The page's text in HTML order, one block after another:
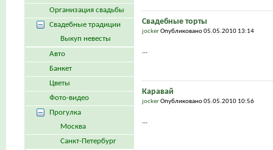
Свадебные торты
jockerОпубликовано 05.05.2010 13:14
...
Каравай
jockerОпубликовано 05.05.2010 10:56
...
Организация свадьбы
Свадебные традиции
Выкуп невесты
Авто
Банкет
Цветы
Фото-видео
Прогулка
Москва
Санкт-Петербург